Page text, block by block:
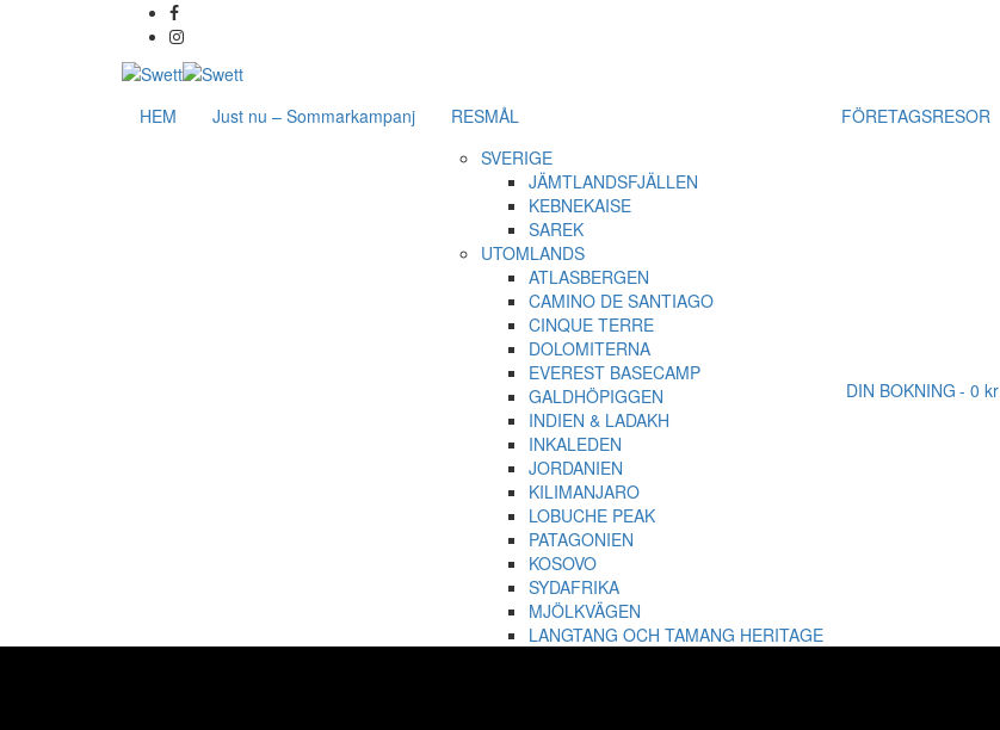
HEM Just nu – Sommarkampanj
RESMÅL
SVERIGE
JÄMTLANDSFJÄLLEN
KEBNEKAISE
SAREK
UTOMLANDS
ATLASBERGEN
CAMINO DE SANTIAGO
CINQUE TERRE
DOLOMITERNA
EVEREST BASECAMP
GALDHÖPIGGEN
INDIEN & LADAKH
INKALEDEN
JORDANIEN
KILIMANJARO
LOBUCHE PEAK
PATAGONIEN
KOSOVO
SYDAFRIKA
MJÖLKVÄGEN
LANGTANG OCH TAMANG HERITAGE
FÖRETAGSRESOR
DIN BOKNING 0 kr